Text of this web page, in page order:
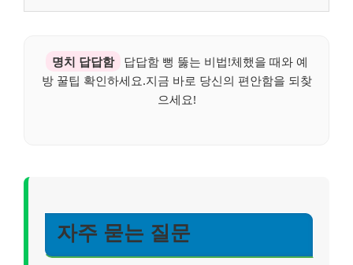
명치 답답함
답답함 뻥 뚫는 비법!체했을 때와 예
방 꿀팁 확인하세요.지금 바로 당신의 편안함을 되찾
으세요!
자주 묻는 질문